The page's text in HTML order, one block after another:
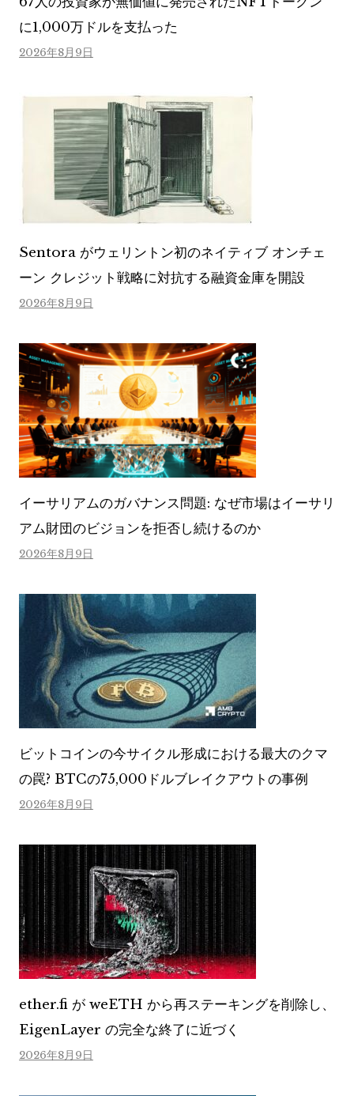
に1,000万ドルを支払った
2026年8月9日
Sentora がウェリントン初のネイティブ オンチェ
ーン クレジット戦略に対抗する融資金庫を開設
2026年8月9日
イーサリアムのガバナンス問題: なぜ市場はイーサリ
アム財団のビジョンを拒否し続けるのか
2026年8月9日
ビットコインの今サイクル形成における最大のクマ
の罠? BTCの75,000ドルブレイクアウトの事例
2026年8月9日
ether.fi が weETH から再ステーキングを削除し、
EigenLayer の完全な終了に近づく
2026年8月9日